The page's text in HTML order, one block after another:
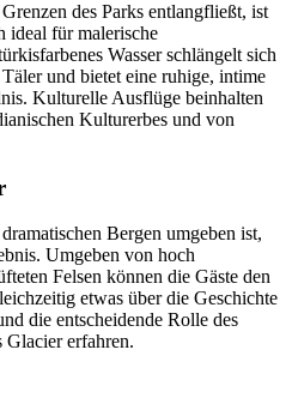
des Parks entlangfließt, ist
ideal für malerische
Wasser schlängelt sich
und bietet eine ruhige, intime
Kulturelle Ausflüge beinhalten
Kulturerbes und von
Bergen umgeben ist,
Umgeben von hoch
Felsen können die Gäste den
etwas über die Geschichte
die entscheidende Rolle des
Glacier erfahren.